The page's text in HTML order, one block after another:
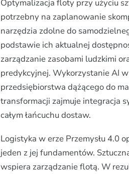
Optymalizacja floty przy użyciu
potrzebny na zaplanowanie
narzędzia zdolne do
podstawie ich aktualnej
zarządzanie zasobami ludzkimi
predykcyjnej. Wykorzystanie AI
przedsiębiorstwa dążącego do
transformacji zajmuje integracja
całym łańcuchu dostaw.
Logistyka w erze Przemysłu 4.0
jeden z jej fundamentów.
wspiera zarządzanie flotą. W